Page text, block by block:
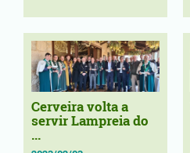
Cerveira volta a
servir Lampreia do
...